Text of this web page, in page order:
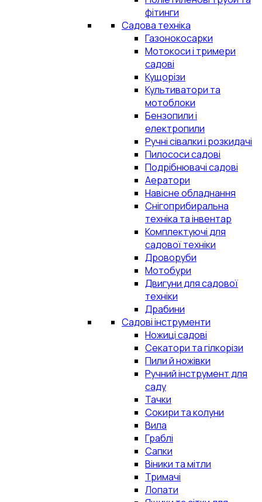
фітинги
Садова техніка
Газонокосарки
Мотокоси і тримери
садові
Кущорізи
Культиватори та
мотоблоки
Бензопили і
електропили
Ручні сівалки і розкидачі
Пилососи садові
Подрібнювачі садові
Аератори
Навісне обладнання
Снігоприбиральна
техніка та інвентар
Комплектуючі для
садової техніки
Дроворуби
Мотобури
Двигуни для садової
техніки
Драбини
Садові інструменти
Ножиці садові
Секатори та гілкорізи
Пили й ножівки
Ручний інструмент для
саду
Тачки
Сокири та колуни
Вила
Граблі
Сапки
Віники та мітли
Тримачі
Лопати